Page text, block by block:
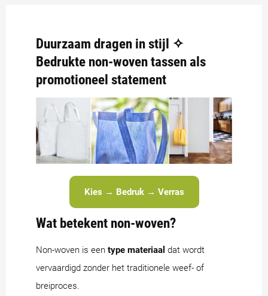
Duurzaam dragen in stijl ✧
Bedrukte non-woven tassen als
promotioneel statement
Kies → Bedruk → Verras
Wat betekent non-woven?
Non-woven is een type materiaal dat wordt
vervaardigd zonder het traditionele weef- of
breiproces.